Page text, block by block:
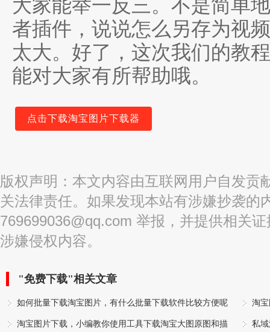
大家能举一反三。不是简单
者插件，说说怎么另存为视
太大。好了，这次我们的教
能对大家有所帮助哦。
点击下载淘宝图片下载器
版权声明： 本文内容由互联网用户自发贡
关法律责任。如果发现本站有涉嫌抄袭的
769699036@qq.com 举报，并提供相关
涉嫌侵权内容。
"免费下载"相关文章
如何批量下载淘宝图片，有什么批量下载软件比较方便呢 淘
程
淘宝图片下载，小编教你使用工具下载淘宝大图原图和描 私